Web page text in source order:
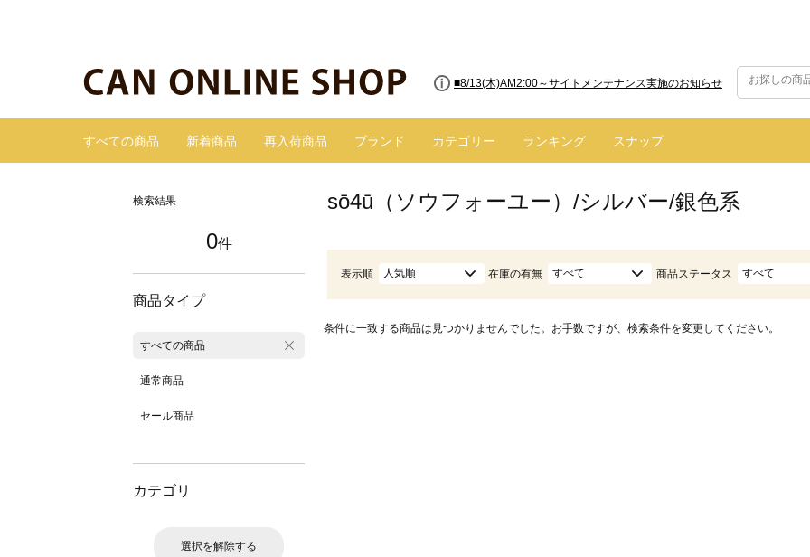
■8/13(木)AM2:00～サイトメンテナンス実施のお知らせ
■【お知らせ】ヤマト運輸の配送遅延・停止について
すべての商品 新着商品 再入荷商品 ブランド カテゴリー ランキング スナップ
検索結果
0件
商品タイプ
すべての商品
通常商品
セール商品
カテゴリ
選択を解除する
sō4ū（ソウフォーユー）/シルバー/銀色系
表示順 人気順 在庫の有無 すべて 商品ステータス すべて
条件に一致する商品は見つかりませんでした。お手数ですが、検索条件を変更してください。